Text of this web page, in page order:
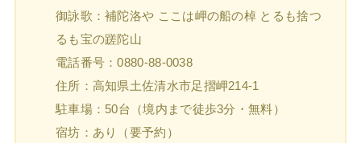
御詠歌：補陀洛や ここは岬の船の棹 とるも捨つ
るも宝の蹉陀山
電話番号：0880-88-0038
住所：高知県土佐清水市足摺岬214-1
駐車場：50台（境内まで徒歩3分・無料）
宿坊：あり（要予約）